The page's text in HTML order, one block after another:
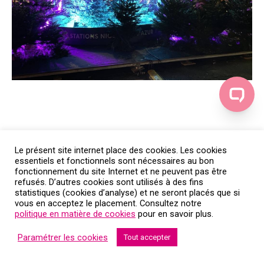
Le présent site internet place des cookies. Les cookies
essentiels et fonctionnels sont nécessaires au bon
fonctionnement du site Internet et ne peuvent pas être
refusés. D’autres cookies sont utilisés à des fins
statistiques (cookies d’analyse) et ne seront placés que si
vous en acceptez le placement. Consultez notre
politique en matière de cookies pour en savoir plus.
Paramétrer les cookies Tout accepter